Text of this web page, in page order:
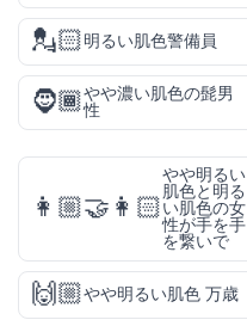
💂🏻明るい肌色警備員
🧔🏾やや濃い肌色の髭男
性
👩🏼‍🤝‍👩🏻
やや明るい
肌色と明る
い肌色の女
性が手を手
を繋いで
🙌🏼やや明るい肌色 万歳